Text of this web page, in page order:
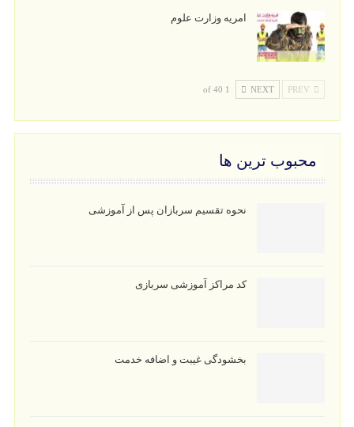
امریه وزارت علوم
NEXT
1 of 40
محبوب ترین ها
نحوه تقسیم سربازان پس از آموزشی
کد مراکز آموزشی سربازی
بخشودگی غیبت و اضافه خدمت